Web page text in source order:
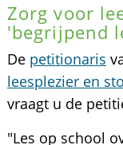
Zorg voor
'begrijpend
De petitionaris
leesplezier en
vraagt u de
"Les op school